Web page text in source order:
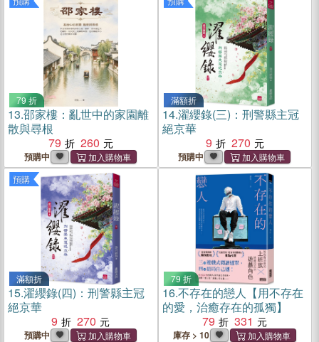
79 折
13.邵家樓：亂世中的家園離
散與尋根
79
260
預購中
滿額折
14.濯纓錄(三)：刑警縣主冠
絕京華
9
270
預購中
預購
滿額折
15.濯纓錄(四)：刑警縣主冠
絕京華
9
270
預購中
79 折
16.不存在的戀人【用不存在
的愛，治癒存在的孤獨】
79
331
庫存 > 10